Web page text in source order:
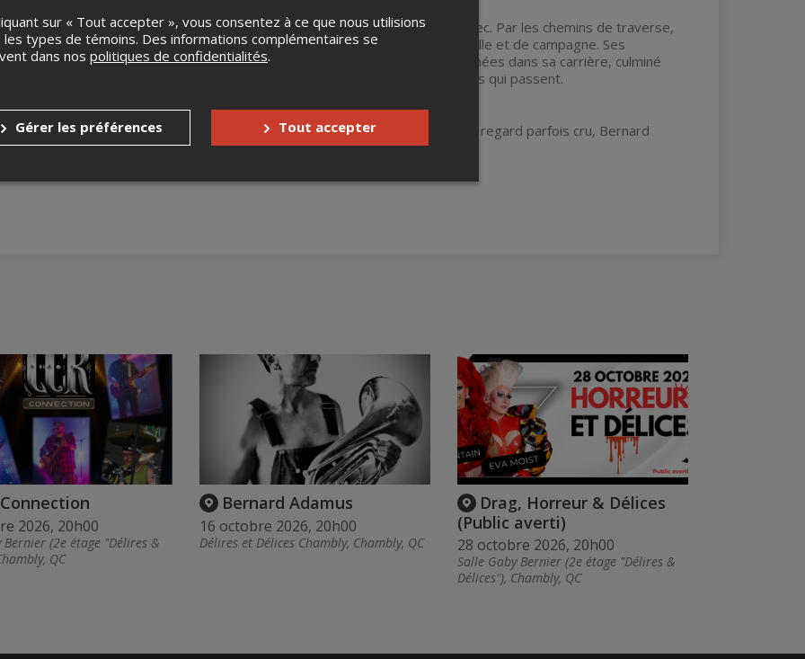
Bernard Adamus roule sa bosse depuis une douzaine d’années au Québec. Par les chemins de traverse,
vents, il chante une chanson sincère et personnelle teintée de blues, de ville et de campagne. Ses
sont au cœur de son travail expiatoire. Ayant gagné nombreux prix et trophées dans sa carrière, culminé
il offre une présence sur scène rassurante et fraîche malgré les années qui passent.
libre et naturel, c’est à chacun ses tourments. Une débauche intime, un regard parfois cru, Bernard
à sa manière. Le 29 février dernier, il lançait un 5e opus, Chansons à l'huile.
Connection
2026, 20h00
Bernier (2e étage "Délires &
QC
Bernard Adamus
16 octobre 2026, 20h00
Délires et Délices Chambly, Chambly, QC
Drag, Horreur & Délices
(Public averti)
28 octobre 2026, 20h00
Salle Gaby Bernier (2e étage "Délires &
Délices"), Chambly, QC
sur « Tout accepter », vous consentez à ce que nous utilisions
les types de témoins. Des informations complémentaires se
dans nos politiques de confidentialités.
Gérer les préférences Tout accepter